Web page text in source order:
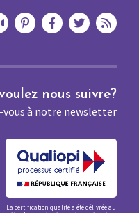
nous suivre?
vous à notre newsletter
La certification qualité a été délivrée au